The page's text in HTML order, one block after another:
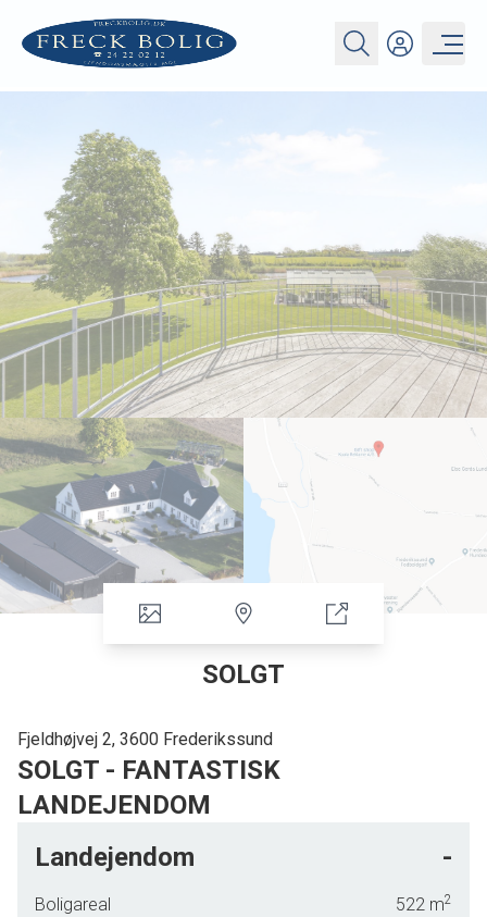
SOLGT
Fjeldhøjvej 2, 3600 Frederikssund
SOLGT - FANTASTISK
LANDEJENDOM
JORD OG GODE MULIGHEDHEDER FOR JAGT
Vi er meget glade for det netop var os der fik lov at sælge denne smukke ejendom, hver
Landejendom -
Boligareal 522 m2